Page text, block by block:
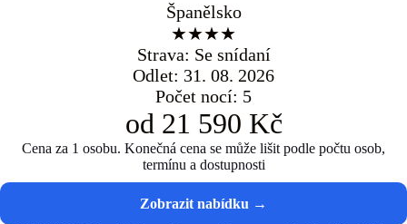
Španělsko
★★★★
Strava: Se snídaní
Odlet: 31. 08. 2026
Počet nocí: 5
od 21 590 Kč
Cena za 1 osobu. Konečná cena se může lišit podle počtu osob,
termínu a dostupnosti